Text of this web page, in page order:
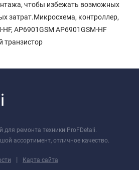
чтобы избежать возможных
затрат.Микросхема, контроллер,
AP6901GSM AP6901GSM-HF
транзистор
для ремонта техники ProFDetali.
ассортимент, отличное качество.
| Карта сайта